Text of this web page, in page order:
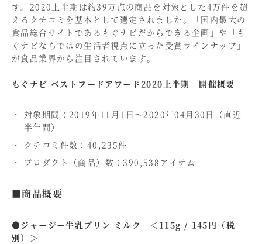
す。2020上半期は約39万点の商品を対象とした4万件を超
えるクチコミを基本として選定されました。「国内最大の
食品総合サイトであるもぐナビだからできる企画」や「も
ぐナビならではの生活者視点に立った受賞ラインナップ」
が食品業界から注目されています。
もぐナビ ベストフードアワード2020上半期 開催概要
対象期間：2019年11月1日～2020年04月30日（直近
半年間）
クチコミ件数：40,235件
プロダクト（商品）数：390,538アイテム
■商品概要
●ジャージー牛乳プリン ミルク ＜115g / 145円（税
別）＞